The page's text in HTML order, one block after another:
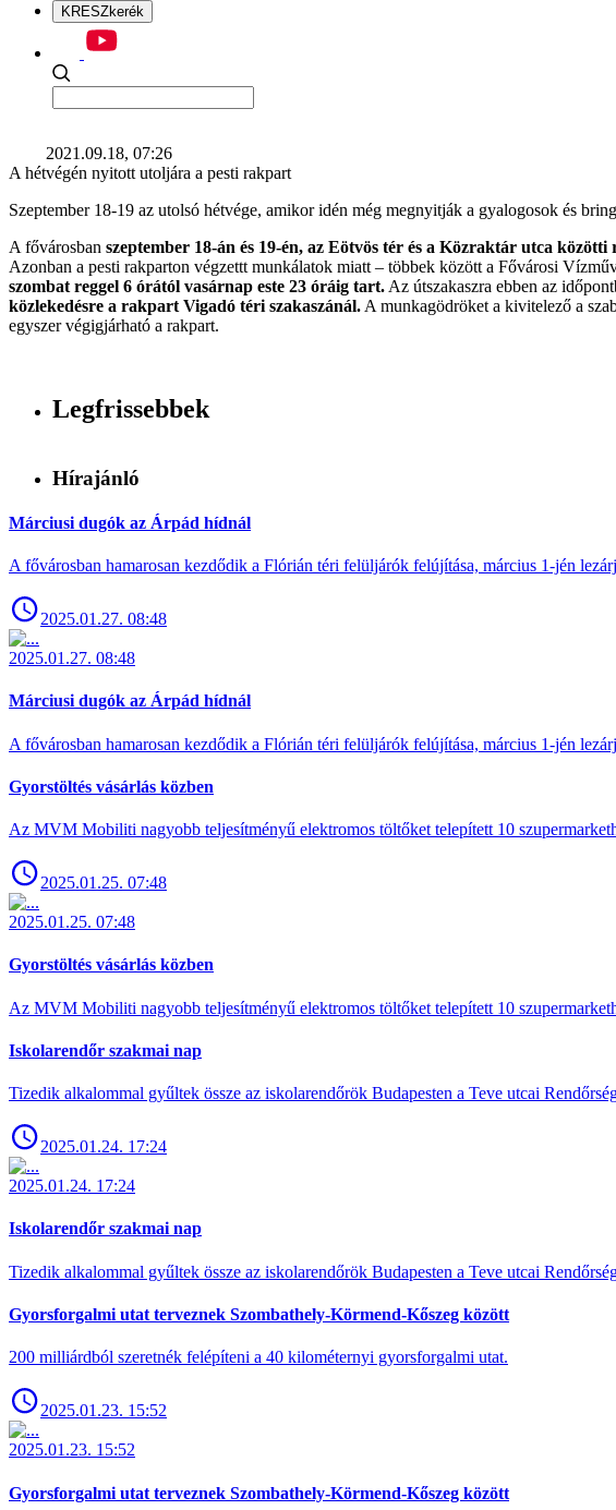
KRESZkerék
2021.09.18, 07:26
A hétvégén nyitott utoljára a pesti rakpart
Szeptember 18-19 az utolsó hétvége, amikor idén még megnyitják a gyalogosok és
A fővárosban szeptember 18-án és 19-én, az Eötvös tér és a Közraktár utca
Azonban a pesti rakparton végzettt munkálatok miatt – többek között a Fővárosi
szombat reggel 6 órától vasárnap este 23 óráig tart. Az útszakaszra ebben az
közlekedésre a rakpart Vigadó téri szakaszánál. A munkagödröket a kivitelező a
egyszer végigjárható a rakpart.
Legfrissebbek
Hírajánló
Márciusi dugók az Árpád hídnál
A fővárosban hamarosan kezdődik a Flórián téri felüljárók felújítása, március 1-jén
2025.01.27. 08:48
2025.01.27. 08:48
Márciusi dugók az Árpád hídnál
A fővárosban hamarosan kezdődik a Flórián téri felüljárók felújítása, március 1-jén
Gyorstöltés vásárlás közben
Az MVM Mobiliti nagyobb teljesítményű elektromos töltőket telepített 10
2025.01.25. 07:48
2025.01.25. 07:48
Gyorstöltés vásárlás közben
Az MVM Mobiliti nagyobb teljesítményű elektromos töltőket telepített 10
Iskolarendőr szakmai nap
Tizedik alkalommal gyűltek össze az iskolarendőrök Budapesten a Teve utcai
2025.01.24. 17:24
2025.01.24. 17:24
Iskolarendőr szakmai nap
Tizedik alkalommal gyűltek össze az iskolarendőrök Budapesten a Teve utcai
Gyorsforgalmi utat terveznek Szombathely-Körmend-Kőszeg között
200 milliárdból szeretnék felépíteni a 40 kilométernyi gyorsforgalmi utat.
2025.01.23. 15:52
2025.01.23. 15:52
Gyorsforgalmi utat terveznek Szombathely-Körmend-Kőszeg között